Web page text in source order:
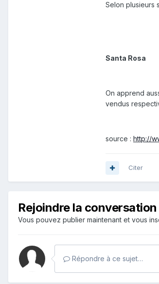
Selon plusieurs
Santa Rosa
On apprend
vendus
source : http://
Citer
Rejoindre la conversation
Vous pouvez publier maintenant et vous
Répondre à ce sujet…